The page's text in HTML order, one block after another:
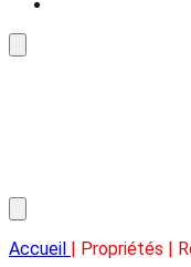
Accueil | Propriétés |